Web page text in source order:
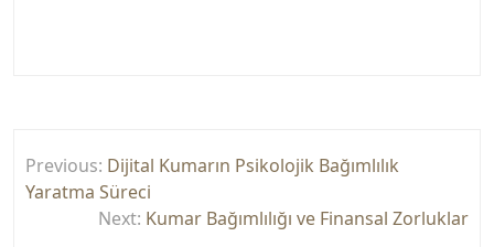
gezinmesi
Previous: Dijital Kumarın Psikolojik Bağımlılık
Yaratma Süreci
Next: Kumar Bağımlılığı ve Finansal Zorluklar